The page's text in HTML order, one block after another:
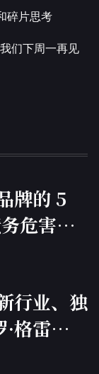
碎片思考
们下周一再见
牌的 5
危害、
行业、独
雷厄姆